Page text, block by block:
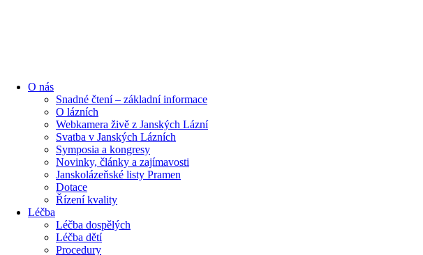
O nás
Snadné čtení – základní informace
O lázních
Webkamera živě z Janských Lázní
Svatba v Janských Lázních
Symposia a kongresy
Novinky, články a zajímavosti
Janskolázeňské listy Pramen
Dotace
Řízení kvality
Léčba
Léčba dospělých
Léčba dětí
Procedury